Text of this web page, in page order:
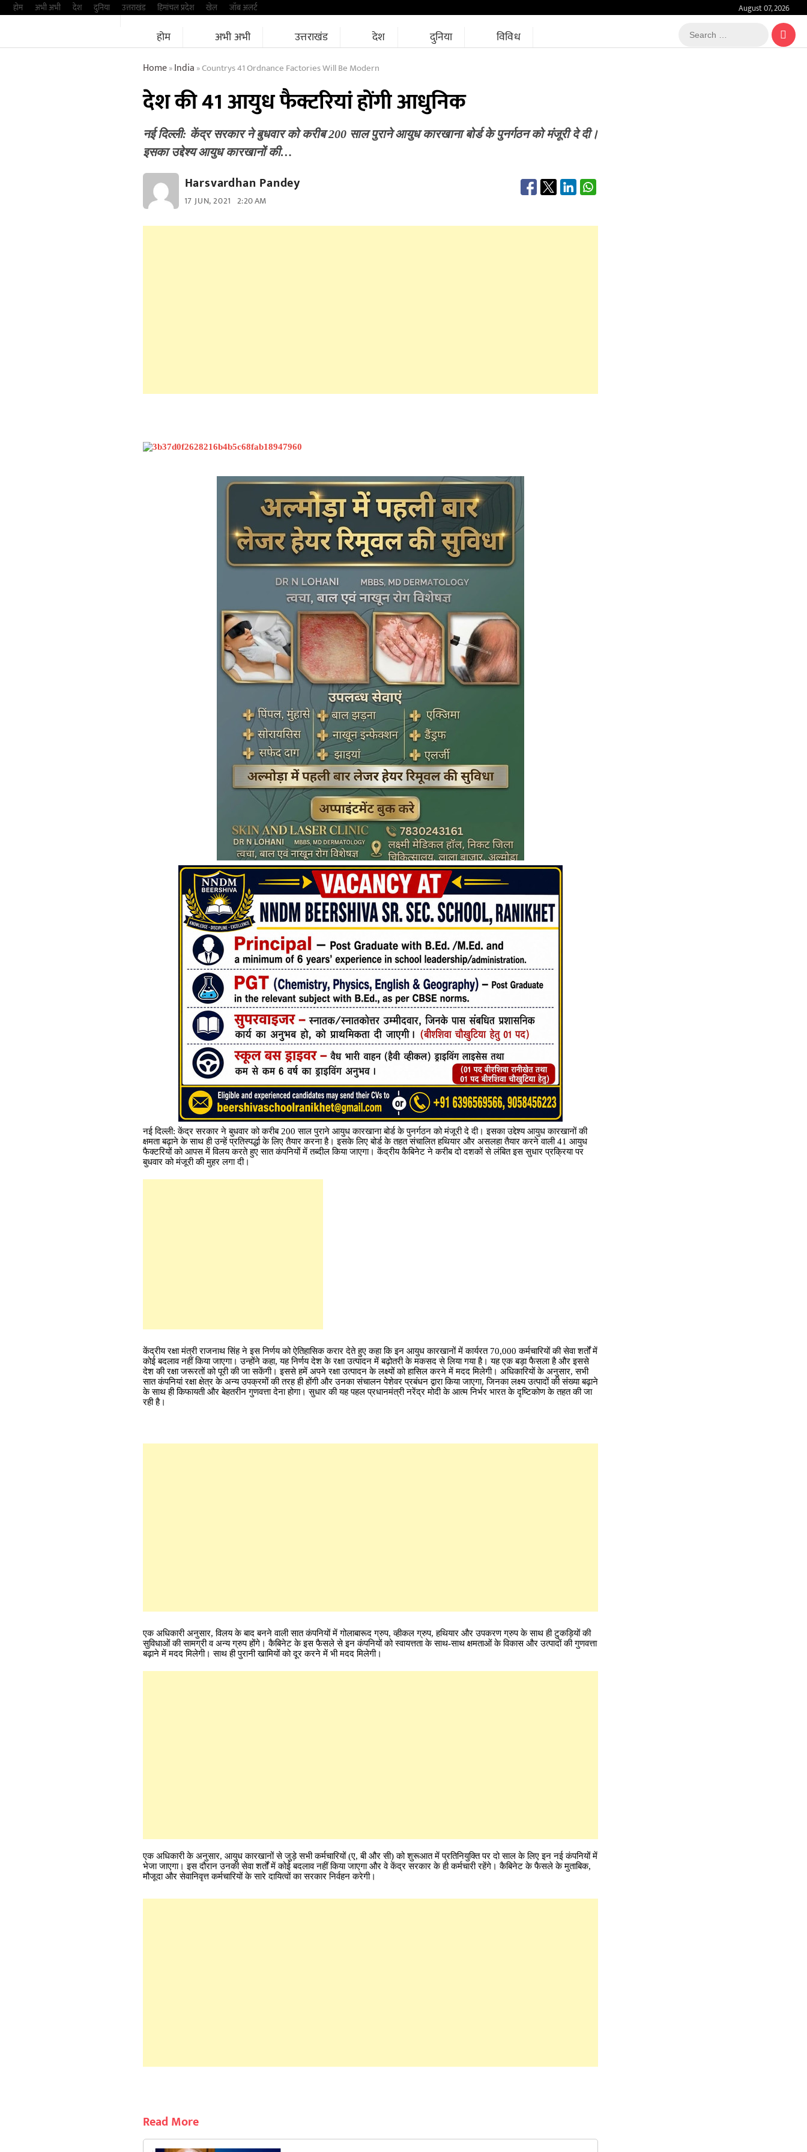
Skipहोम अभी अभी देश दुनिया उत्तराखंड हिमांचल प्रदेश खेल जॉब अलर्ट August 07, 2026
होम अभी अभी उत्तराखंड देश दुनिया विविध
Search
…
Home»India »Countrys 41 Ordnance Factories Will Be Modern
देश की 41 आयुध फैक्टरियां होंगी आधुनिक
नई दिल्ली: केंद्र सरकार ने बुधवार को करीब 200 साल पुराने आयुध कारखाना बोर्ड के पुनर्गठन को मंजूरी दे दी।
इसका उद्देश्य आयुध कारखानों की…
Harsvardhan Pandey
17 JUN, 2021 2:20 AM
नई दिल्ली: केंद्र सरकार ने बुधवार को करीब 200 साल पुराने आयुध कारखाना बोर्ड के पुनर्गठन को मंजूरी दे दी। इसका उद्देश्य आयुध कारखानों की
क्षमता बढ़ाने के साथ ही उन्हें प्रतिस्पर्द्धा के लिए तैयार करना है। इसके लिए बोर्ड के तहत संचालित हथियार और असलहा तैयार करने वाली 41 आयुध
फैक्टरियों को आपस में विलय करते हुए सात कंपनियों में तब्दील किया जाएगा। केंद्रीय कैबिनेट ने करीब दो दशकों से लंबित इस सुधार प्रक्रिया पर
बुधवार को मंजूरी की मुहर लगा दी।
केंद्रीय रक्षा मंत्री राजनाथ सिंह ने इस निर्णय को ऐतिहासिक करार देते हुए कहा कि इन आयुध कारखानों में कार्यरत 70,000 कर्मचारियों की सेवा शर्तों में
कोई बदलाव नहीं किया जाएगा। उन्होंने कहा, यह निर्णय देश के रक्षा उत्पादन में बढ़ोतरी के मकसद से लिया गया है। यह एक बड़ा फैसला है और इससे
देश की रक्षा जरूरतों को पूरी की जा सकेंगी। इससे हमें अपने रक्षा उत्पादन के लक्ष्यों को हासिल करने में मदद मिलेगी। अधिकारियों के अनुसार, सभी
सात कंपनियां रक्षा क्षेत्र के अन्य उपक्रमों की तरह ही होंगी और उनका संचालन पेशेवर प्रबंधन द्वारा किया जाएगा, जिनका लक्ष्य उत्पादों की संख्या बढ़ाने
के साथ ही किफायती और बेहतरीन गुणवत्ता देना होगा। सुधार की यह पहल प्रधानमंत्री नरेंद्र मोदी के आत्म निर्भर भारत के दृष्टिकोण के तहत की जा
रही है।
एक अधिकारी अनुसार, विलय के बाद बनने वाली सात कंपनियों में गोलाबारूद ग्रुप, व्हीकल ग्रुप, हथियार और उपकरण ग्रुप के साथ ही टुकड़ियों की
सुविधाओं की सामग्री व अन्य ग्रुप होंगे। कैबिनेट के इस फैसले से इन कंपनियों को स्वायत्तता के साथ-साथ क्षमताओं के विकास और उत्पादों की गुणवत्ता
बढ़ाने में मदद मिलेगी। साथ ही पुरानी खामियों को दूर करने में भी मदद मिलेगी।
एक अधिकारी के अनुसार, आयुध कारखानों से जुड़े सभी कर्मचारियों (ए, बी और सी) को शुरूआत में प्रतिनियुक्ति पर दो साल के लिए इन नई कंपनियों में
भेजा जाएगा। इस दौरान उनकी सेवा शर्तों में कोई बदलाव नहीं किया जाएगा और वे केंद्र सरकार के ही कर्मचारी रहेंगे। कैबिनेट के फैसले के मुताबिक,
मौजूदा और सेवानिवृत्त कर्मचारियों के सारे दायित्वों का सरकार निर्वहन करेगी।
Read More